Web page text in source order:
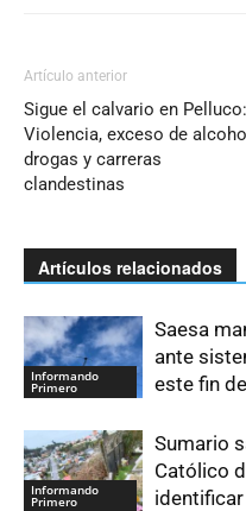
Artículo anterior
Sigue el calvario en Pelluco:
Violencia, exceso de
drogas y carreras
clandestinas
Artículos relacionados
Informando
Primero
Saesa
ante
este fin
Informando
Primero
Sumario
Católico